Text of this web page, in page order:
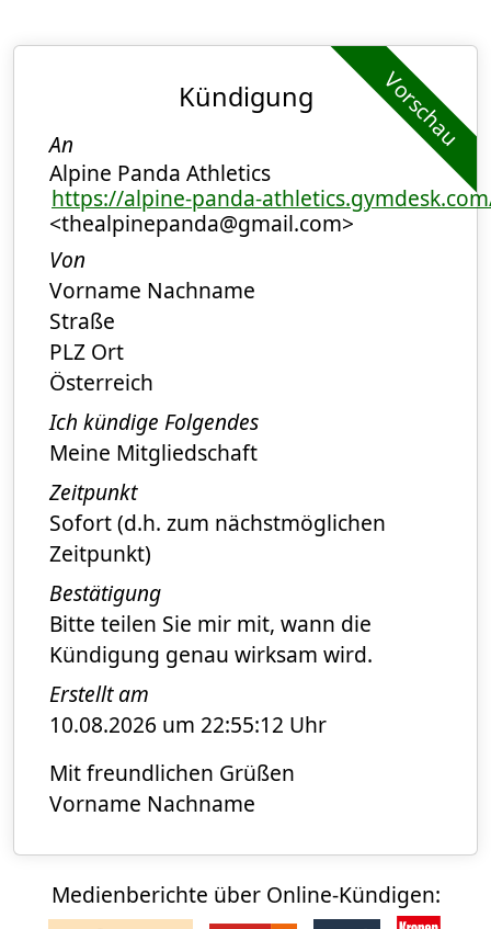
Vorschau
Kündigung
An
Alpine Panda Athletics
https://alpine-panda-
<thealpinepanda@gmail.com>
Von
Vorname Nachname
Straße
PLZ Ort
Österreich
Ich kündige Folgendes
Meine Mitgliedschaft
Zeitpunkt
Sofort (d.h. zum nächstmöglichen
Zeitpunkt)
Bestätigung
Bitte teilen Sie mir mit, wann die
Kündigung genau wirksam wird.
Erstellt am
10.08.2026 um 22:55:12 Uhr
Mit freundlichen Grüßen
Vorname Nachname
Medienberichte über Online-Kündigen: